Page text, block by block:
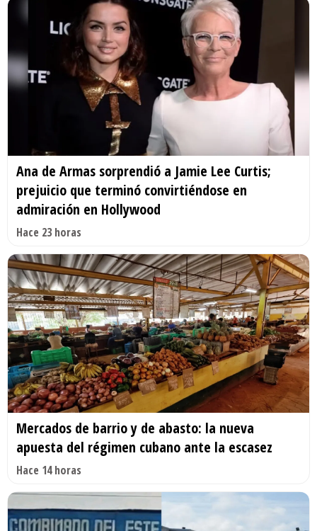
Ana de Armas sorprendió a Jamie Lee Curtis;
prejuicio que terminó convirtiéndose en
admiración en Hollywood
Hace 23 horas
Mercados de barrio y de abasto: la nueva
apuesta del régimen cubano ante la escasez
Hace 14 horas